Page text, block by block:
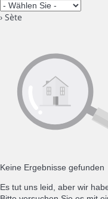
› Sète
Keine Ergebnisse gefunden
Es tut uns leid, aber wir